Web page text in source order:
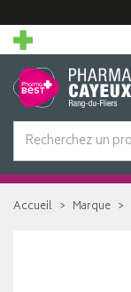
Accueil Marque